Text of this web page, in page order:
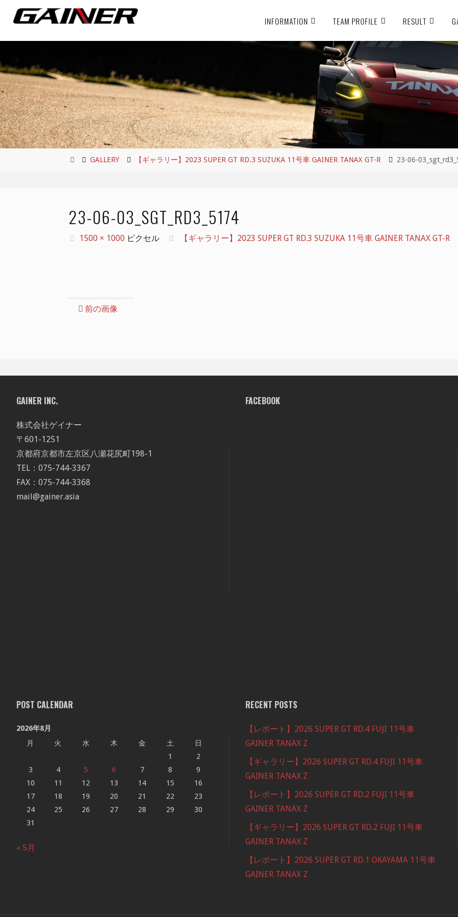
ツ
へ
ス
キ
ッ
プ
INFORMATION TEAM PROFILE RESULT
ホ
GALLERY 【ギャラリー】2023 SUPER GT RD.3 SUZUKA 11号車 GAINER TANAX GT-R 23-06-
23-06-03_SGT_RD3_5174
フ
1500 × 1000 ピクセル 【ギャラリー】2023 SUPER GT RD.3 SUZUKA 11号車 GAINER TANAX GT-R
前の画像
GAINER INC.
株式会社ゲイナー
〒601-1251
京都府京都市左京区八瀬花尻町198-1
TEL：075-744-3367
FAX：075-744-3368
mail@gainer.asia
FACEBOOK
POST CALENDAR
2026年8月
月
火 水 木 金 土
日
1
2
3
4 5 6 7 8
9
10
11 12 13 14 15
16
17
18 19 20 21 22
23
24
25 26 27 28 29
30
31
« 5月
RECENT POSTS
【レポート】2026 SUPER GT RD.4 FUJI 11号車
GAINER TANAX Z
【ギャラリー】2026 SUPER GT RD.4 FUJI 11号車
GAINER TANAX Z
【レポート】2026 SUPER GT RD.2 FUJI 11号車
GAINER TANAX Z
【ギャラリー】2026 SUPER GT RD.2 FUJI 11号車
GAINER TANAX Z
【レポート】2026 SUPER GT RD.1 OKAYAMA 11号車
GAINER TANAX Z